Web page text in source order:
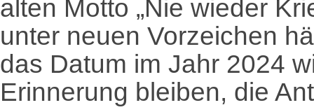
alten Motto „Nie wieder
unter neuen Vorzeichen
das Datum im Jahr 2024
Erinnerung bleiben, die